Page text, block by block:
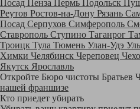
Посад Пенза Пермь Подольск
Реутов Ростов-на-Дону Рязань
Посад Серпухов Симферополь
Ставрополь Ступино Таганрог
Троицк Тула Тюмень Улан-Удэ
Химки Челябинск Череповец
Якутск Ярославль
Откройте Бюро чистоты Братьев
нашей франшизе
Кто приедет убирать